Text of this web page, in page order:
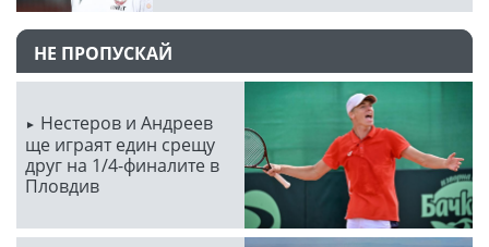
НЕ ПРОПУСКАЙ
Нестеров и Андреев
ще играят един срещу
друг на 1/4-финалите в
Пловдив